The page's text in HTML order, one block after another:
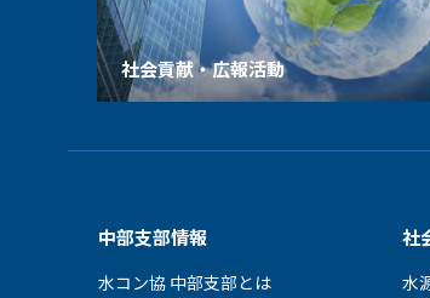
社会貢献・広報活動
中部支部情報
水コン協 中部支部とは
社
水